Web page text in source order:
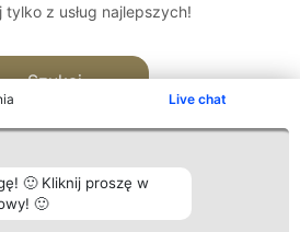
Live chat
🙂 Kliknij proszę w
🙂
z usług najlepszych!
Szukaj